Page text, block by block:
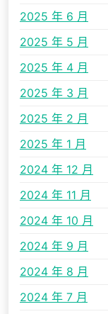
2025 年 6 月
2025 年 5 月
2025 年 4 月
2025 年 3 月
2025 年 2 月
2025 年 1 月
2024 年 12 月
2024 年 11 月
2024 年 10 月
2024 年 9 月
2024 年 8 月
2024 年 7 月